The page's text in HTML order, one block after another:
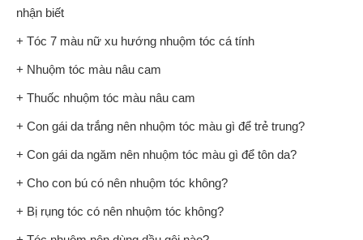
nhận biết
+ Tóc 7 màu nữ xu hướng nhuộm tóc cá tính
+ Nhuộm tóc màu nâu cam
+ Thuốc nhuộm tóc màu nâu cam
+ Con gái da trắng nên nhuộm tóc màu gì để trẻ trung?
+ Con gái da ngăm nên nhuộm tóc màu gì để tôn da?
+ Cho con bú có nên nhuộm tóc không?
+ Bị rụng tóc có nên nhuộm tóc không?